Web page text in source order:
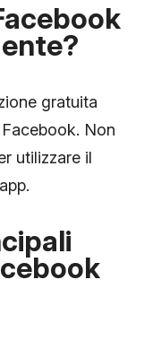
gratuita
Non
utilizzare il